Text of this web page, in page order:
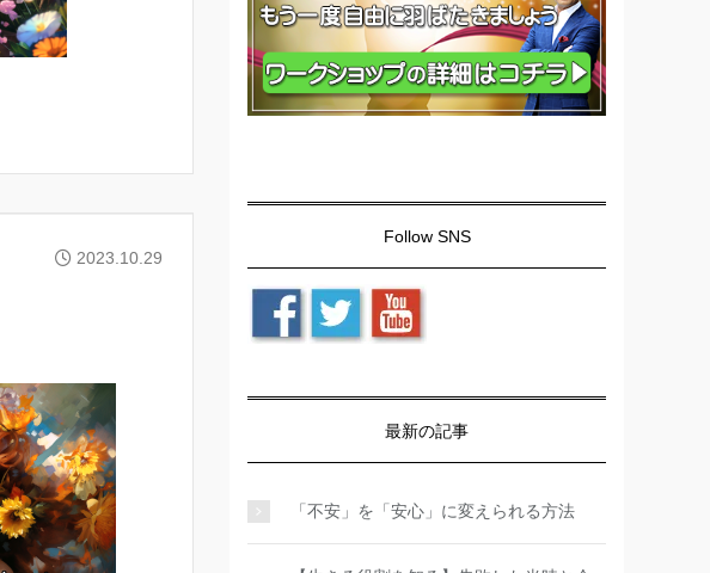
2023.10.29
Follow SNS
最新の記事
「不安」を「安心」に変えられる方法